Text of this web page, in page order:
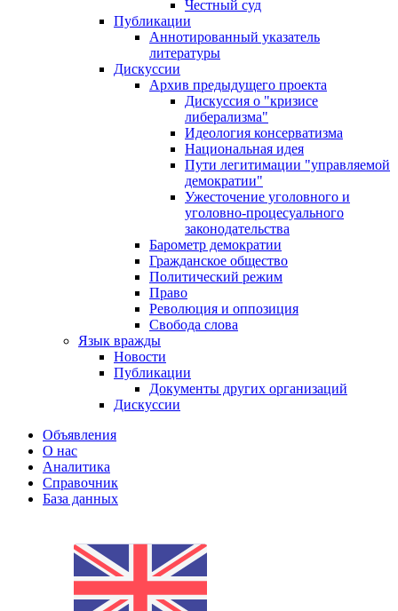
Честный суд
Публикации
Аннотированный указатель
литературы
Дискуссии
Архив предыдущего проекта
Дискуссия о "кризисе
либерализма"
Идеология консерватизма
Национальная идея
Пути легитимации "управляемой
демократии"
Ужесточение уголовного и
уголовно-процесуального
законодательства
Барометр демократии
Гражданское общество
Политический режим
Право
Революция и оппозиция
Свобода слова
Язык вражды
Новости
Публикации
Документы других организаций
Дискуссии
Объявления
О нас
Аналитика
Справочник
База данных